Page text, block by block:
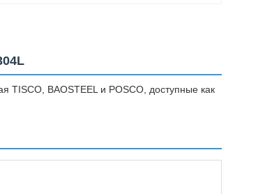
BAOSTEEL и POSCO, доступные как